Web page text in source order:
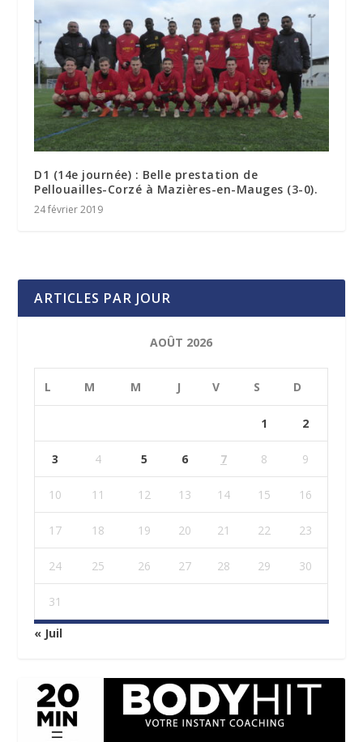
D1 (14e journée) : Belle prestation de
Pellouailles-Corzé à Mazières-en-Mauges (3-0).
24 février 2019
ARTICLES PAR JOUR
AOÛT 2026
L M M J V S D
1 2
3 4 5 6 7 8 9
10 11 12 13 14 15 16
17 18 19 20 21 22 23
24 25 26 27 28 29 30
31
« Juil